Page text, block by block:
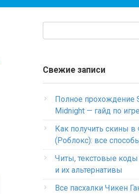
Свежие записи
Полное прохождение
Midnight — гайд по игре
Как получить скины в
(Роблокс): все
Читы, текстовые
и их альтернативы
Все пасхалки Чикен